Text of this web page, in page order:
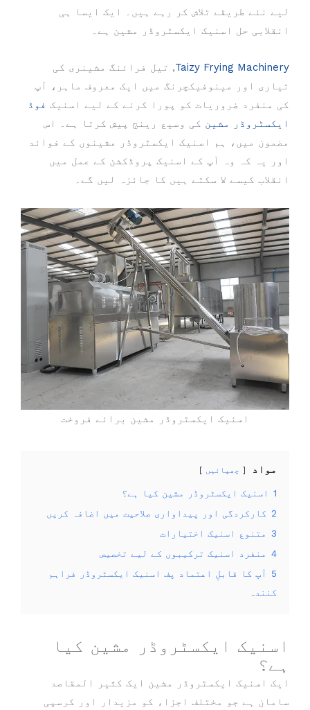
لیے نئے طریقے تلاش کر رہے ہیں۔ ایک ایسا ہی
انقلابی حل اسنیک ایکسٹروڈر مشین ہے۔
Taizy Frying Machinery, تیل فرائنگ مشینری کی
تیاری اور مینوفیکچرنگ میں ایک معروف ماہر، آپ
کی منفرد ضروریات کو پورا کرنے کے لیے اسنیک فوڈ
ایکسٹروڈر مشین کی وسیع رینج پیش کرتا ہے۔ اس
مضمون میں، ہم اسنیک ایکسٹروڈر مشینوں کے فوائد
اور یہ کہ وہ آپ کے اسنیک پروڈکشن کے عمل میں
انقلاب کیسے لا سکتے ہیں کا جائزہ لیں گے۔
اسنیک ایکسٹروڈر مشین برائے فروخت
مواد چھپائیں
1
اسنیک ایکسٹروڈر مشین کیا ہے؟
2 کارکردگی اور پیداواری صلاحیت میں اضافہ کریں
3 متنوع اسنیک اختیارات
4 منفرد اسنیک ترکیبوں کے لیے تخصیص
5
آپ کا قابلِ اعتماد پف اسنیک ایکسٹروڈر فراہم
کنندہ
اسنیک ایکسٹروڈر مشین کیا
ہے؟
ایک اسنیک ایکسٹروڈر مشین ایک کثیر المقاصد
سامان ہے جو مختلف اجزاء کو مزیدار اور کرسپی